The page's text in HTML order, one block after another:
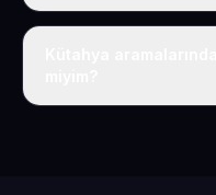
Elbette; Kütahya iline